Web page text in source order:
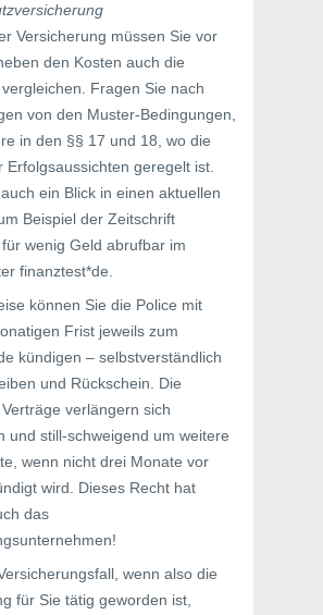
Versicherung müssen Sie vor
den Kosten auch die
Fragen Sie nach
von den Muster-Bedingungen,
in den §§ 17 und 18, wo die
Erfolgsaussichten geregelt ist.
ein Blick in einen aktuellen
Beispiel der Zeitschrift
wenig Geld abrufbar im
finanztest*de.
können Sie die Police mit
Frist jeweils zum
kündigen – selbstverständlich
und Rückschein. Die
verlängern sich
und still-schweigend um weitere
wenn nicht drei Monate vor
wird. Dieses Recht hat
das
wenn also die
für Sie tätig geworden ist,